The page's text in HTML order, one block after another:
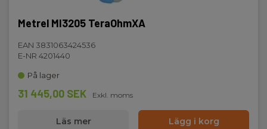
Metrel MI3205 TeraOhmXA
EAN 3831063424536
E-NR 4201440
På lager
31 445,00 SEK Exkl. moms
Läs mer Lägg i korg